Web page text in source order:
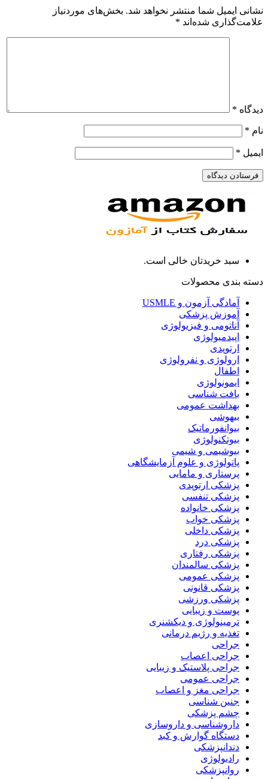
نشانی ایمیل شما منتشر نخواهد شد. بخش‌های موردنیاز
علامت‌گذاری شده‌اند *
دیدگاه *
نام *
ایمیل *
سبد خریدتان خالی است.
دسته بندی محصولات
آمادگی آزمون و USMLE
آموزش پزشکی
آناتومی و فیزیولوژی
اپیدمیولوژی
ارتوپدی
ارولوژی و نفرولوژی
اطفال
ایمونولوژی
بافت شناسی
بهداشت عمومی
بیهوشی
بیوانفورماتیک
بیوتکنولوژی
بیوشیمی و شیمی
پاتولوژی و علوم آزمایشگاهی
پرستاری و مامایی
پزشکی ارتوپدی
پزشکی تنفسی
پزشکی خانواده
پزشکی خواب
پزشکی داخلی
پزشکی درد
پزشکی رفتاری
پزشکی سالمندان
پزشکی عمومی
پزشکی قانونی
پزشکی ورزشی
پوست و زیبایی
ترمینولوژی و دیکشنری
تغذیه و رژیم درمانی
جراحی
جراحی اعصاب
جراحی پلاستیک و زیبایی
جراحی عمومی
جراحی مغز و اعصاب
جنین شناسی
چشم پزشکی
داروشناسی و داروسازی
دستگاه گوارش و کبد
دندانپزشکی
رادیولوژی
روانپزشکی